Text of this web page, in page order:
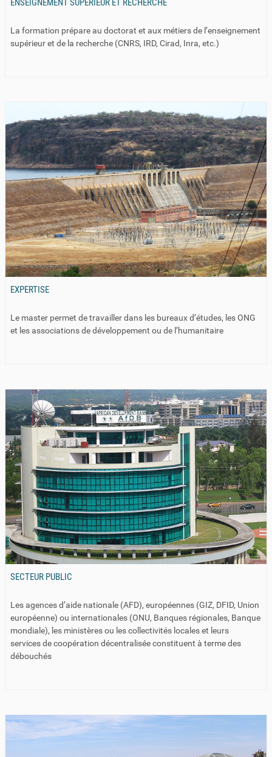
ENSEIGNEMENT SUPÉRIEUR ET RECHERCHE
La formation prépare au doctorat et aux métiers de l’enseignement
supérieur et de la recherche (CNRS, IRD, Cirad, Inra, etc.)
EXPERTISE
Le master permet de travailler dans les bureaux d’études, les ONG
et les associations de développement ou de l’humanitaire
SECTEUR PUBLIC
Les agences d’aide nationale (AFD), européennes (GIZ, DFID, Union
européenne) ou internationales (ONU, Banques régionales, Banque
mondiale), les ministères ou les collectivités locales et leurs
services de coopération décentralisée constituent à terme des
débouchés